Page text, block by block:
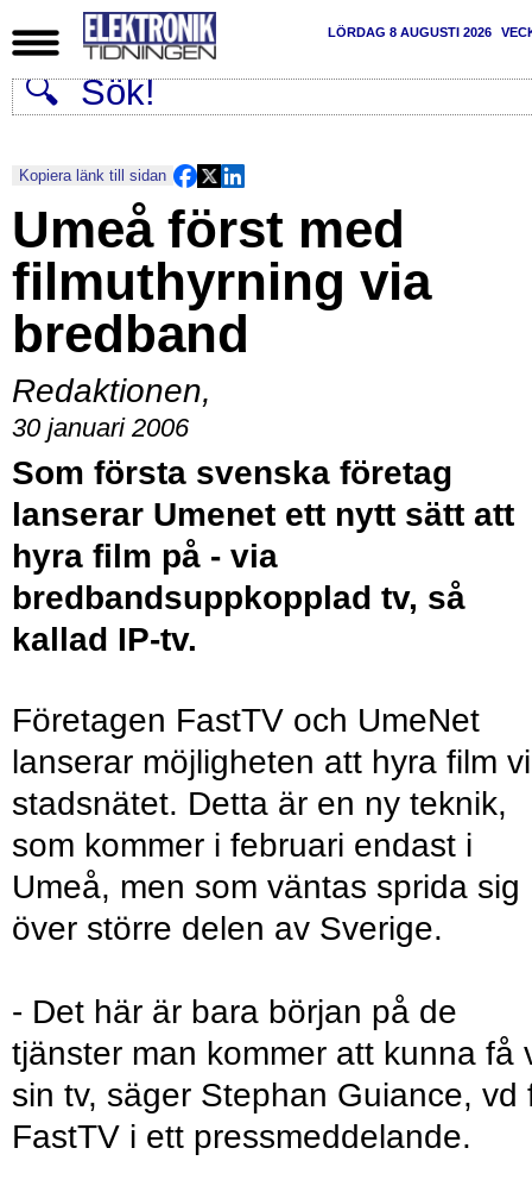
LÖRDAG 8 AUGUSTI 2026
Kopiera länk till sidan
Umeå först med
filmuthyrning via
bredband
Redaktionen,
30 januari 2006
Som första svenska företag
lanserar Umenet ett nytt sätt att
hyra film på - via
bredbandsuppkopplad tv, så
kallad IP-tv.
Företagen FastTV och UmeNet
lanserar möjligheten att hyra film
stadsnätet. Detta är en ny teknik,
som kommer i februari endast i
Umeå, men som väntas sprida sig
över större delen av Sverige.
- Det här är bara början på de
tjänster man kommer att kunna få
sin tv, säger Stephan Guiance, vd
FastTV i ett pressmeddelande.